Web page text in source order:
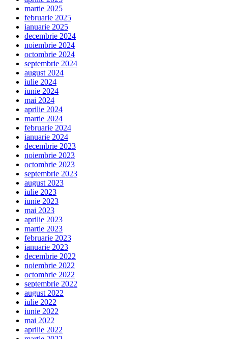
martie 2025
februarie 2025
ianuarie 2025
decembrie 2024
noiembrie 2024
octombrie 2024
septembrie 2024
august 2024
iulie 2024
iunie 2024
mai 2024
aprilie 2024
martie 2024
februarie 2024
ianuarie 2024
decembrie 2023
noiembrie 2023
octombrie 2023
septembrie 2023
august 2023
iulie 2023
iunie 2023
mai 2023
aprilie 2023
martie 2023
februarie 2023
ianuarie 2023
decembrie 2022
noiembrie 2022
octombrie 2022
septembrie 2022
august 2022
iulie 2022
iunie 2022
mai 2022
aprilie 2022